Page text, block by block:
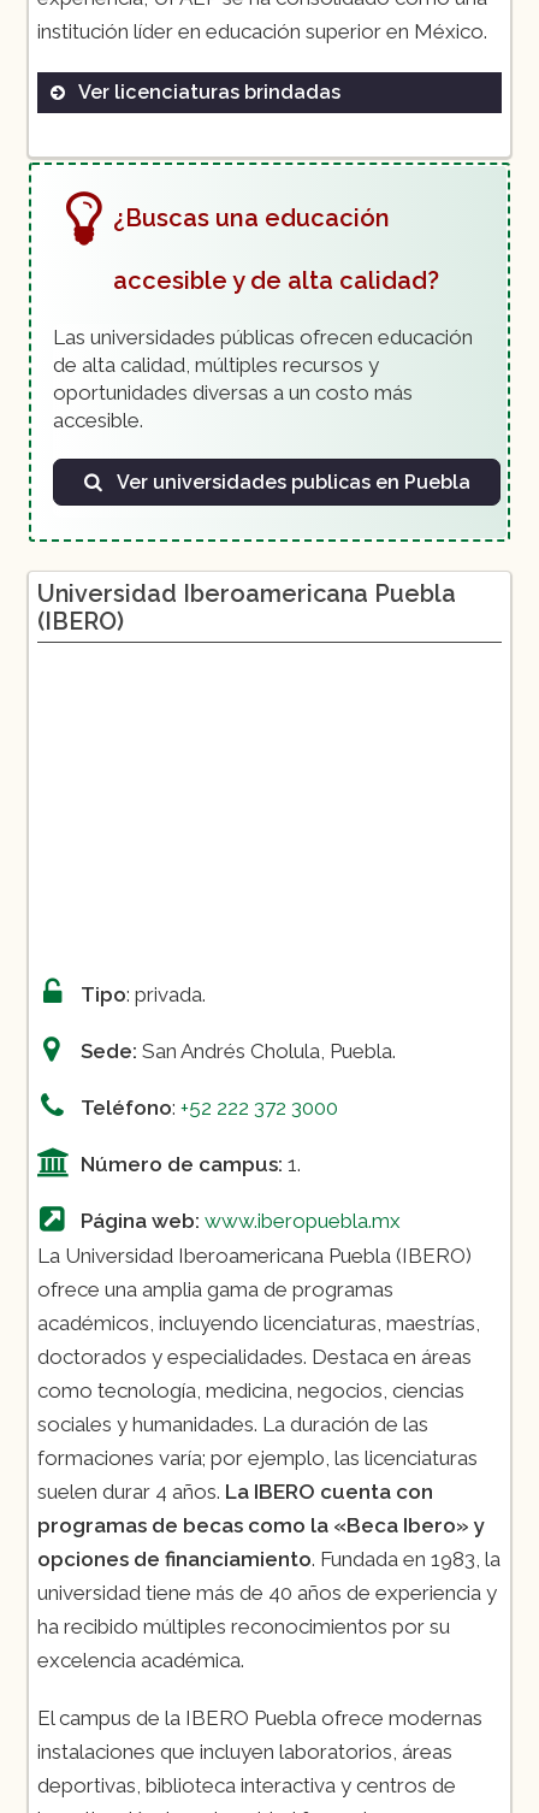
institución líder en educación superior en México.
Ver licenciaturas brindadas
Derecho
Ingeniería Civil
Ingeniería Mecatrónica
Medicina
Psicología
¿Buscas una educación
accesible y de alta calidad?
Las universidades públicas ofrecen educación
de alta calidad, múltiples recursos y
oportunidades diversas a un costo más
accesible.
Ver universidades publicas en Puebla
Universidad Iberoamericana Puebla
(IBERO)
Tipo: privada.
Sede: San Andrés Cholula, Puebla.
Teléfono: +52 222 372 3000
Número de campus: 1.
Página web: www.iberopuebla.mx
La Universidad Iberoamericana Puebla (IBERO)
ofrece una amplia gama de programas
académicos, incluyendo licenciaturas, maestrías,
doctorados y especialidades. Destaca en áreas
como tecnología, medicina, negocios, ciencias
sociales y humanidades. La duración de las
formaciones varía; por ejemplo, las licenciaturas
suelen durar 4 años. La IBERO cuenta con
programas de becas como la «Beca Ibero» y
opciones de financiamiento. Fundada en 1983, la
universidad tiene más de 40 años de experiencia y
ha recibido múltiples reconocimientos por su
excelencia académica.
El campus de la IBERO Puebla ofrece modernas
instalaciones que incluyen laboratorios, áreas
deportivas, biblioteca interactiva y centros de